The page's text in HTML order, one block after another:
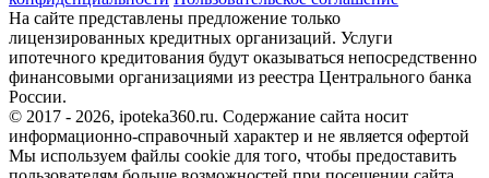
На сайте представлены предложение только
лицензированных кредитных организаций. Услуги
ипотечного кредитования будут оказываться непосредственно
финансовыми организациями из реестра Центрального банка
России.
© 2017 - 2026, ipoteka360.ru. Содержание сайта носит
информационно-справочный характер и не является офертой
Мы используем файлы cookie для того, чтобы предоставить